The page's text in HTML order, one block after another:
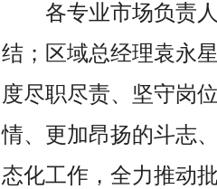
各专业市场负责
结；区域总经理袁永
度尽职尽责、坚守岗
情、更加昂扬的斗志
态化工作，全力推动